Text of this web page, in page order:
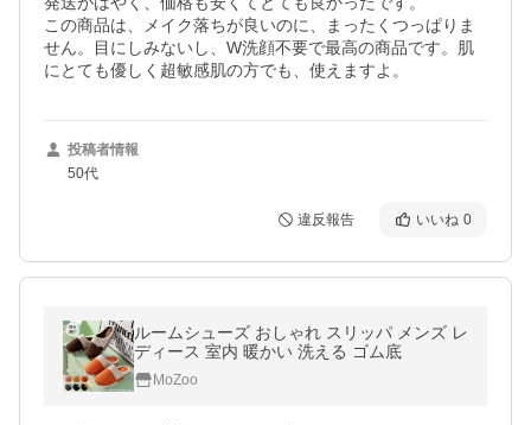
この商品は、メイク落ちが良いのに、まったくつっぱりま
せん。目にしみないし、W洗顔不要で最高の商品です。肌
にとても優しく超敏感肌の方でも、使えますよ。
投稿者情報
50代
違反報告 いいね 0
ルームシューズ おしゃれ スリッパ メンズ レ
ディース 室内 暖かい 洗える ゴム底
MoZoo